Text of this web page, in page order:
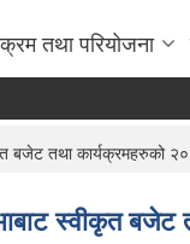
तथा परियोजना
तथा कार्यक्रमहरुको
स्वीकृत बजेट